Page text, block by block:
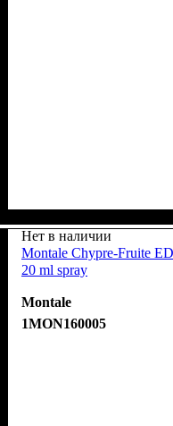
Нет в наличии
Montale Chypre-Fruite
20 ml spray
Montale
1MON160005